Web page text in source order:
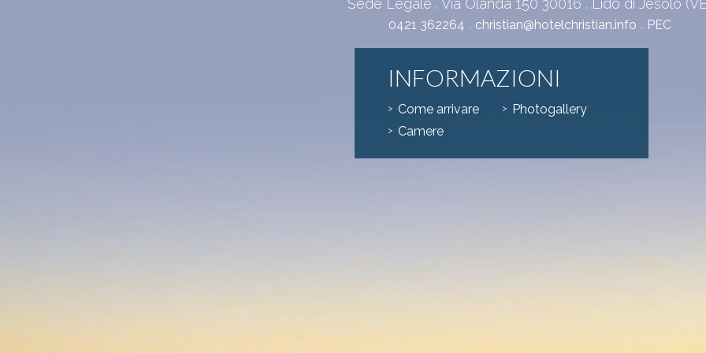
Sede Legale . Via Olanda 150 30016 . Lido di Jesolo
0421 362264 . christian@hotelchristian.info . PEC
INFORMAZIONI
Come arrivare
Camere
Photogallery